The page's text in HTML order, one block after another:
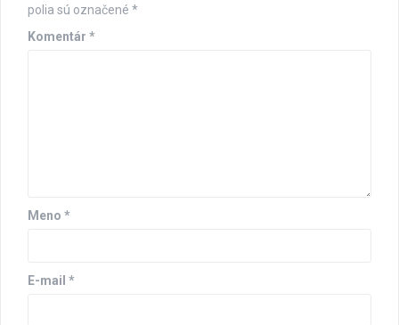
polia sú označené *
Komentár *
Meno *
E-mail *